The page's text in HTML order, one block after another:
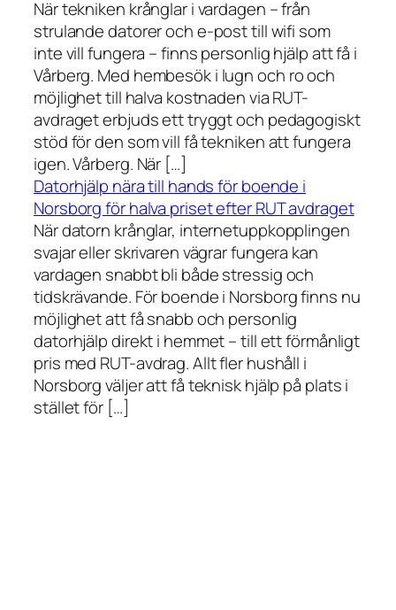
När tekniken krånglar i vardagen – från
strulande datorer och e-post till wifi som
inte vill fungera – finns personlig hjälp att få i
Vårberg. Med hembesök i lugn och ro och
möjlighet till halva kostnaden via RUT-
avdraget erbjuds ett tryggt och pedagogiskt
stöd för den som vill få tekniken att fungera
igen. Vårberg. När […]
Datorhjälp nära till hands för boende i
Norsborg för halva priset efter RUT avdraget
När datorn krånglar, internetuppkopplingen
svajar eller skrivaren vägrar fungera kan
vardagen snabbt bli både stressig och
tidskrävande. För boende i Norsborg finns nu
möjlighet att få snabb och personlig
datorhjälp direkt i hemmet – till ett förmånligt
pris med RUT-avdrag. Allt fler hushåll i
Norsborg väljer att få teknisk hjälp på plats i
stället för […]